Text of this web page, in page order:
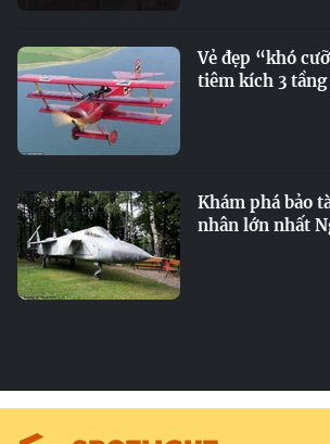
Vẻ đẹp “khó
tiêm kích 3 tầng
Khám phá bảo
nhân lớn nhất